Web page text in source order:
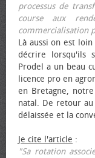
processus de
course aux
commercialisation
Là aussi on est
décrire lorsqu'ils
Prodel a un beau
licence pro en
en Bretagne,
natal. De retour
délaissée et la
Je cite l'article :
"Sa rotation